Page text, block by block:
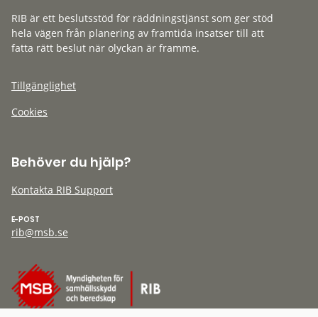
RIB är ett beslutsstöd för räddningstjänst som ger stöd
hela vägen från planering av framtida insatser till att
fatta rätt beslut när olyckan är framme.
Tillgänglighet
Cookies
Behöver du hjälp?
Kontakta RIB Support
E-POST
rib@msb.se